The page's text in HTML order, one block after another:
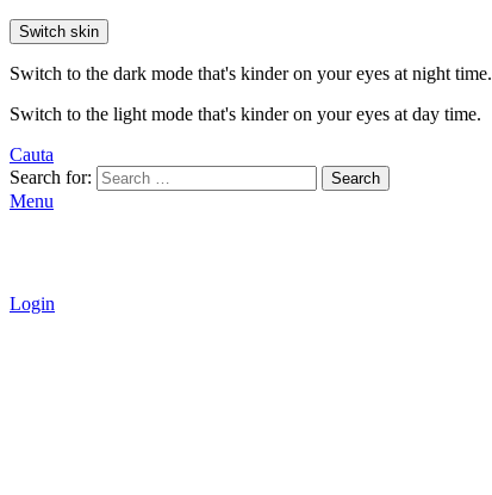
Switch skin
Switch to the dark mode that's kinder on your eyes at night time.
Switch to the light mode that's kinder on your eyes at day time.
Cauta
Search for:
Search
Menu
Login